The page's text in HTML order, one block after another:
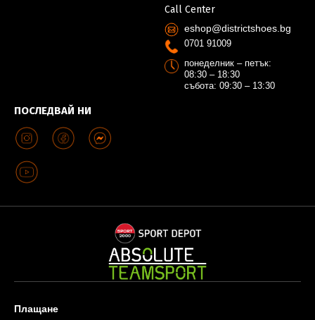
ПОСЛЕДВАЙ НИ
Call Center
eshop@districtshoes.bg
0701 91009
понеделник – петък:
08:30 – 18:30
събота: 09:30 – 13:30
Плащане